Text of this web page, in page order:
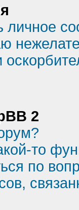
личное
2
то
по